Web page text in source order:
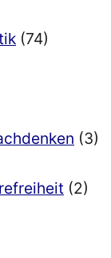
(74)
(3)
(2)